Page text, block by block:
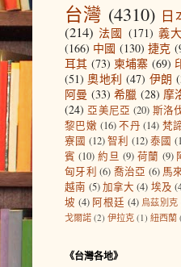
台灣 (4310) 日
(214) 法國 (171) 義
(166) 中國 (130) 捷克
耳其 (73) 柬埔寨 (69)
(51) 奧地利 (47) 伊朗
阿曼 (33) 希臘 (28) 摩
(24) 亞美尼亞 (20) 斯洛
黎巴嫩 (16) 不丹 (14) 梵
寮國 (12)智利 (12)泰國
賓 (10) 約旦 (9) 荷蘭 (9)
匈牙利 (6) 喬治亞 (6) 馬
越南 (5) 加拿大 (4) 埃及
坡 (4) 阿根廷 (4) 烏茲別克
戈爾諾 (2) 伊拉克 (1) 紐西蘭
《台灣各地》